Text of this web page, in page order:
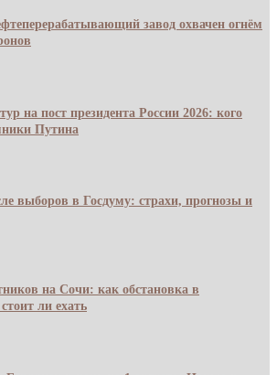
завод охвачен огнём
на пост президента России 2026: кого
Путина
выборов в Госдуму: страхи, прогнозы и
на Сочи: как обстановка в
ли ехать